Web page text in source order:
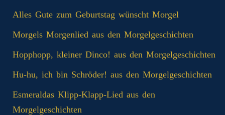
Alles Gute zum Geburtstag wünscht Morgel
Morgels Morgenlied aus den Morgelgeschichten
Hopphopp, kleiner Dinco! aus den Morgelgeschichten
Hu-hu, ich bin Schröder! aus den Morgelgeschichten
Esmeraldas Klipp‑Klapp‑Lied aus den
Morgelgeschichten